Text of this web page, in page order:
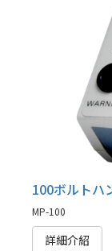
100ボルトハ
MP-100
詳細介紹